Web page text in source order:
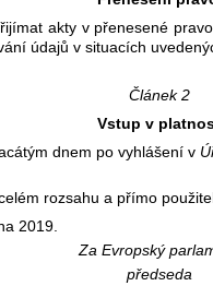
akty v přenesené
údajů v situacích
Článek 2
Vstup v
dnem po vyhlášení v
rozsahu a přímo
2019.
Za Evropský
předseda